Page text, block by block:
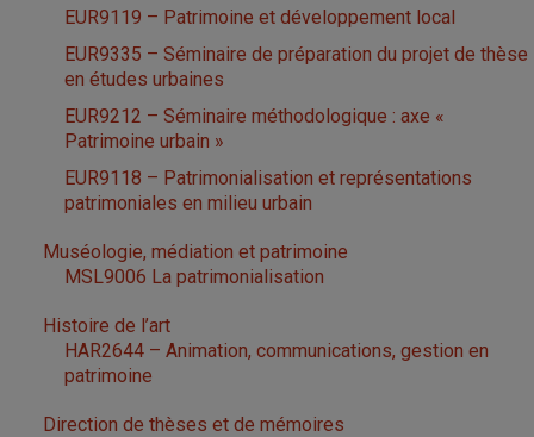
EUR9119 – Patrimoine et développement local
EUR9335 – Séminaire de préparation du projet de thèse
en études urbaines
EUR9212 – Séminaire méthodologique : axe «
Patrimoine urbain »
EUR9118 – Patrimonialisation et représentations
patrimoniales en milieu urbain
Muséologie, médiation et patrimoine
MSL9006 La patrimonialisation
Histoire de l’art
HAR2644 – Animation, communications, gestion en
patrimoine
Direction de thèses et de mémoires